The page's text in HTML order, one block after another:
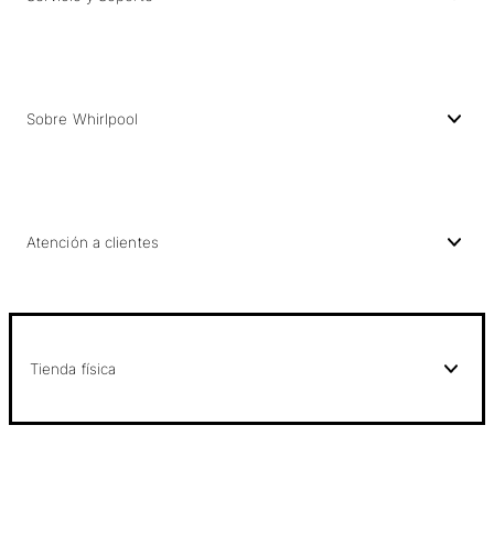
Sobre Whirlpool
Atención a clientes
Tienda física